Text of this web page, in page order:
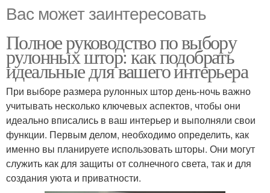
Вас может заинтересовать
Полное руководство по выбору
рулонных штор: как подобрать
идеальные для вашего интерьера
При выборе размера рулонных штор день-ночь важно
учитывать несколько ключевых аспектов, чтобы они
идеально вписались в ваш интерьер и выполняли свои
функции. Первым делом, необходимо определить, как
именно вы планируете использовать шторы. Они могут
служить как для защиты от солнечного света, так и для
создания уюта и приватности.